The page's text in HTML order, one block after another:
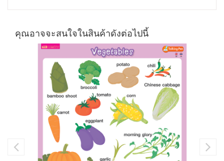
คุณอาจจะสนใจในสินค้าดังต่อไปนี้